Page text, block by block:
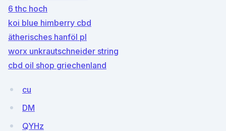
6 thc hoch
koi blue himberry cbd
ätherisches hanföl pl
worx unkrautschneider string
cbd oil shop griechenland
cu
DM
QYHz